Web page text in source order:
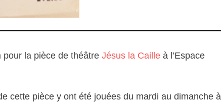
la pièce de théâtre Jésus la Caille à l’Espace
cette pièce y ont été jouées du mardi au dimanche à